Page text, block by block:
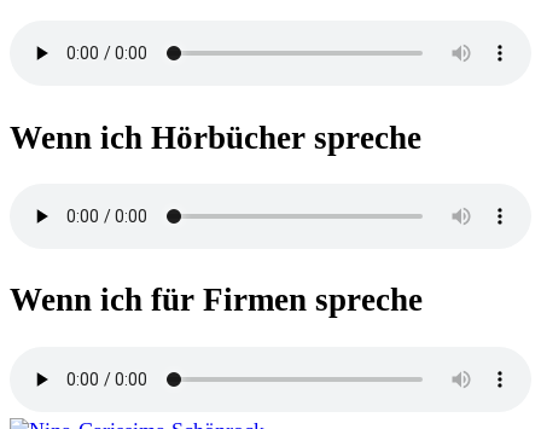
Wenn ich Hörbücher spreche
Wenn ich für Firmen spreche